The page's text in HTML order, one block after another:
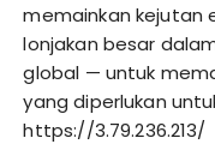
memainkan
lonjakan besar
global — untuk
yang diperlukan
https://3.79.236.213/